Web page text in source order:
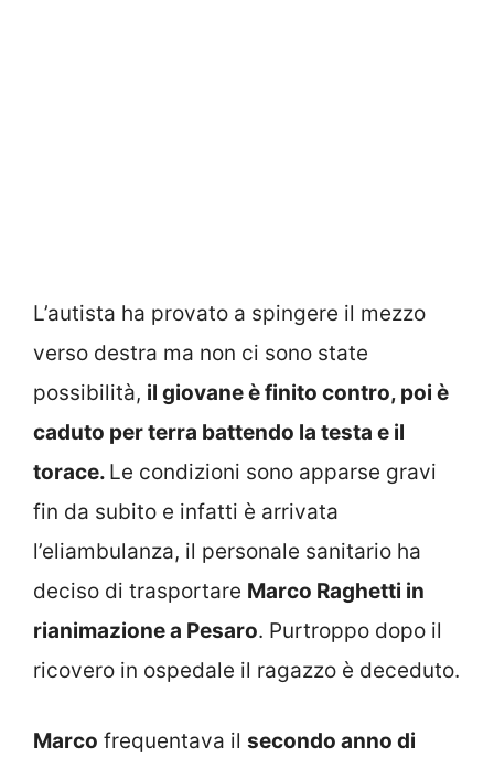
L’autista ha provato a spingere il mezzo
verso destra ma non ci sono state
possibilità, il giovane è finito contro, poi è
caduto per terra battendo la testa e il
torace. Le condizioni sono apparse gravi
fin da subito e infatti è arrivata
l’eliambulanza, il personale sanitario ha
deciso di trasportare Marco Raghetti in
rianimazione a Pesaro. Purtroppo dopo il
ricovero in ospedale il ragazzo è deceduto.
Marco frequentava il secondo anno di